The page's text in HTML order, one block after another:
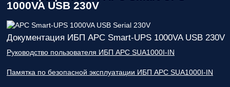
1000VA USB 230V
Документация ИБП APC Smart-UPS 1000VA USB 230V
Руководство пользователя ИБП APC SUA1000I-IN
Памятка по безопасной эксплуатации ИБП APC SUA1000I-IN